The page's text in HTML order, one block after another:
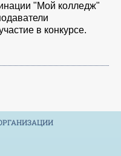
"Мой колледж"
в конкурсе.